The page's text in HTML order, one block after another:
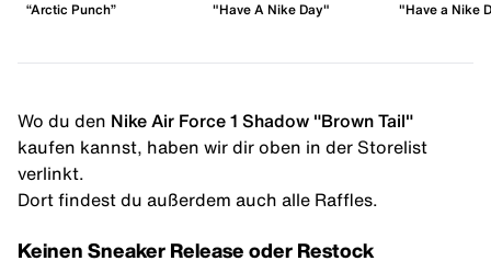
“Arctic Punch”
"Have A Nike Day"
"Have a Nike
Wo du den Nike Air Force 1 Shadow "Brown Tail"
kaufen kannst, haben wir dir oben in der Storelist
verlinkt.
Dort findest du außerdem auch alle Raffles.
Keinen Sneaker Release oder Restock